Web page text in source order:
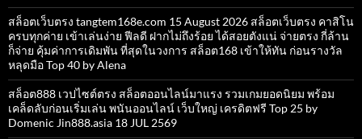
สล็อตเว็บตรง tangtem168e.com 15 August 2026 สล็อตเว็บตรง คาสิโน
ครบทุกค่าย เข้าเล่นง่าย ฟีลดี ฝากไม่ถึงร้อย ได้สอยตังแน่ จ่ายตรง กี่ล้าน
ก็จ่าย คุ้มค่าการเดิมพัน ที่สุดในวงการ สล็อต168 เข้าให้ทัน ก่อนรางวัล
หลุดมือ Top 40 by Alena
สล็อต888 เวปไซต์ตรง สล็อตออนไลน์มาแรง รวมเกมยอดนิยม พร้อม
เคล็ดลับก่อนเริ่มเล่น พนันออนไลน์ เว็บใหญ่ เครดิตฟรี Top 25 by
Domenic Jin888.asia 18 JUL 2569